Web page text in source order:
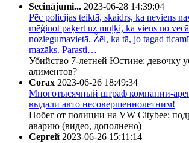
Secinājumi... 2023-06-28 14:39:04
Pēc policijas teiktā, skaidrs, ka neviens
mēģinot paķert uz muļķi, ka viens no
noziegumavietā. Žēl, ka tā, jo tagad
mazāks. Parasti…
Убийство 7-летней Юстине: девочку
алиментов?
Corax 2023-06-26 18:49:34
Многотысячный штраф компании-
выдали авто несовершеннолетним!
Побег от полиции на VW Citybee:
аварию (видео, дополнено)
Сергей 2023-06-26 15:11:14